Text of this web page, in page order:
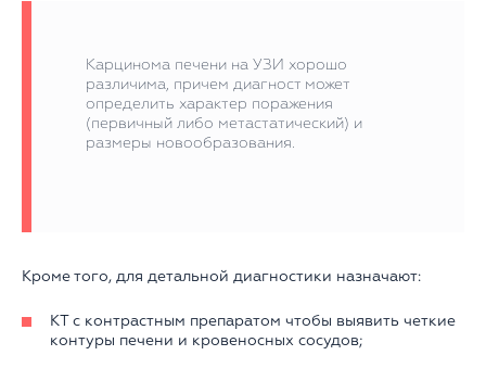
Карцинома печени на УЗИ хорошо
различима, причем диагност может
определить характер поражения
(первичный либо метастатический) и
размеры новообразования.
Кроме того, для детальной диагностики назначают:
КТ с контрастным препаратом чтобы выявить четкие
контуры печени и кровеносных сосудов;